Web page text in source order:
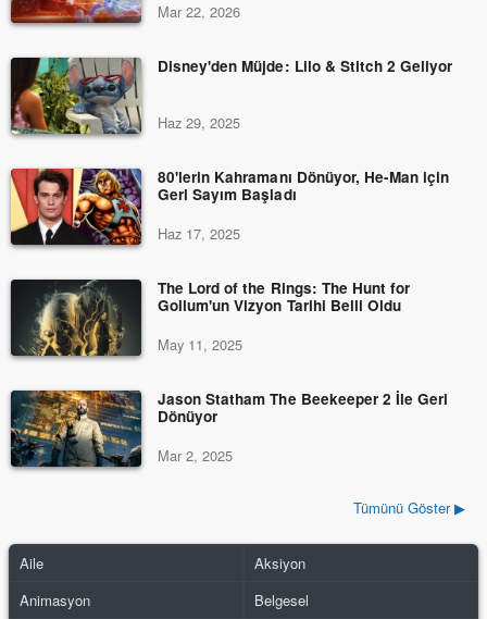
Mar 22, 2026
Disney'den Müjde: Lilo & Stitch 2 Geliyor
Haz 29, 2025
80'lerin Kahramanı Dönüyor, He-Man için
Geri Sayım Başladı
Haz 17, 2025
The Lord of the Rings: The Hunt for
Gollum'un Vizyon Tarihi Belli Oldu
May 11, 2025
Jason Statham The Beekeeper 2 İle Geri
Dönüyor
Mar 2, 2025
Tümünü Göster ▶
Aile
Aksiyon
Animasyon
Belgesel